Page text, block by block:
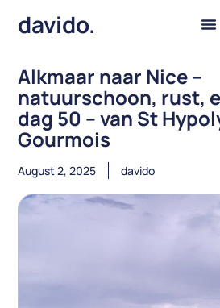
davido.
Alkmaar naar Nice –
natuurschoon, rust,
dag 50 – van St
Gourmois
August 2, 2025 davido